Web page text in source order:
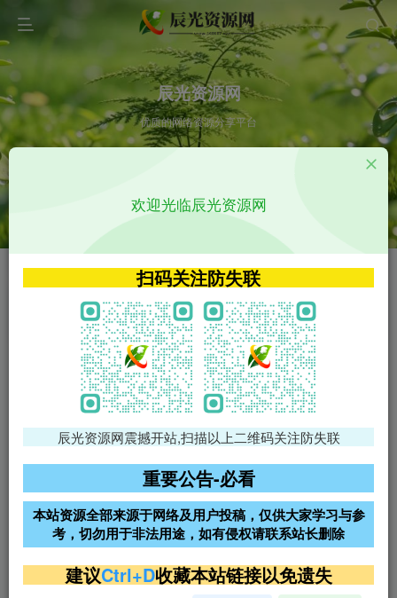
辰光资源网
优质的网络资源分享平台
VIP特权介绍 APP源码
VIP特权介绍
火
VIP特权介绍
影视源码
影视源码
免费领支付宝红包
腾讯轻量4核4G3M服务器38元/
阿里云2核2G200M服务器68元/
年
雨云高防免备案服务器
超低价文字广告位招租 超低价文字广告位招租
欢迎光临辰光资源网
扫码关注防失联
辰光资源网震撼开站,扫描以上二维码关注防失联
重要公告-必看
本站资源全部来源于网络及用户投稿，仅供大家学习与参
考，切勿用于非法用途，如有侵权请联系站长删除
建议Ctrl+D收藏本站链接以免遗失